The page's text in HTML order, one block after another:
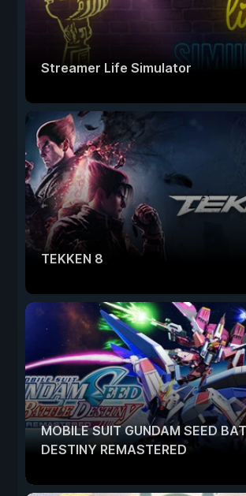
Streamer Life Simulator
TEKKEN 8
MOBILE SUIT GUNDAM SEED
DESTINY REMASTERED